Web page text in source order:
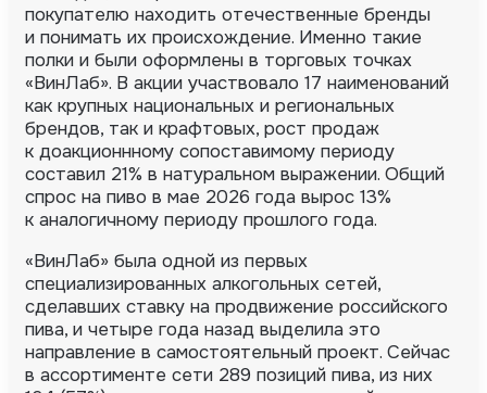
покупателю находить отечественные бренды
и понимать их происхождение. Именно такие
полки и были оформлены в торговых точках
«ВинЛаб». В акции участвовало 17 наименований
как крупных национальных и региональных
брендов, так и крафтовых, рост продаж
к доакционнному сопоставимому периоду
составил 21% в натуральном выражении. Общий
спрос на пиво в мае 2026 года вырос 13%
к аналогичному периоду прошлого года.
«ВинЛаб» была одной из первых
специализированных алкогольных сетей,
сделавших ставку на продвижение российского
пива, и четыре года назад выделила это
направление в самостоятельный проект. Сейчас
в ассортименте сети 289 позиций пива, из них